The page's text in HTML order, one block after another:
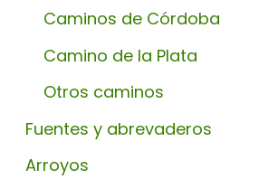
Caminos de Córdoba
Camino de la Plata
Otros caminos
Fuentes y abrevaderos
Arroyos